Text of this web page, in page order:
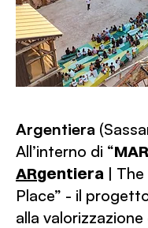
Argentiera
All’interno di “
ARgentiera |
Place” - il
alla valorizzazione